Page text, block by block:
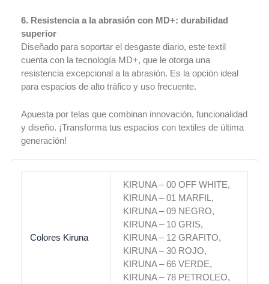
6. Resistencia a la abrasión con MD+: durabilidad
superior
Diseñado para soportar el desgaste diario, este textil
cuenta con la tecnología MD+, que le otorga una
resistencia excepcional a la abrasión. Es la opción ideal
para espacios de alto tráfico y uso frecuente.
Apuesta por telas que combinan innovación, funcionalidad
y diseño. ¡Transforma tus espacios con textiles de última
generación!
Colores Kiruna
KIRUNA – 00 OFF WHITE,
KIRUNA – 01 MARFIL,
KIRUNA – 09 NEGRO,
KIRUNA – 10 GRIS,
KIRUNA – 12 GRAFITO,
KIRUNA – 30 ROJO,
KIRUNA – 66 VERDE,
KIRUNA – 78 PETROLEO,